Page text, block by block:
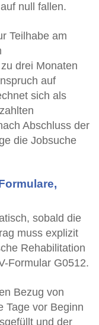
null fallen.
Teilhabe am
drei Monaten
auf
sich als
Abschluss der
die Jobsuche
sobald die
muss explizit
Rehabilitation
Formular G0512.
Bezug von
Tage vor Beginn
und der